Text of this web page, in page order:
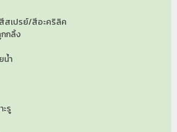
สเปรย์/สีอะคริลิค
กลิ้ง
น้ำ
รู